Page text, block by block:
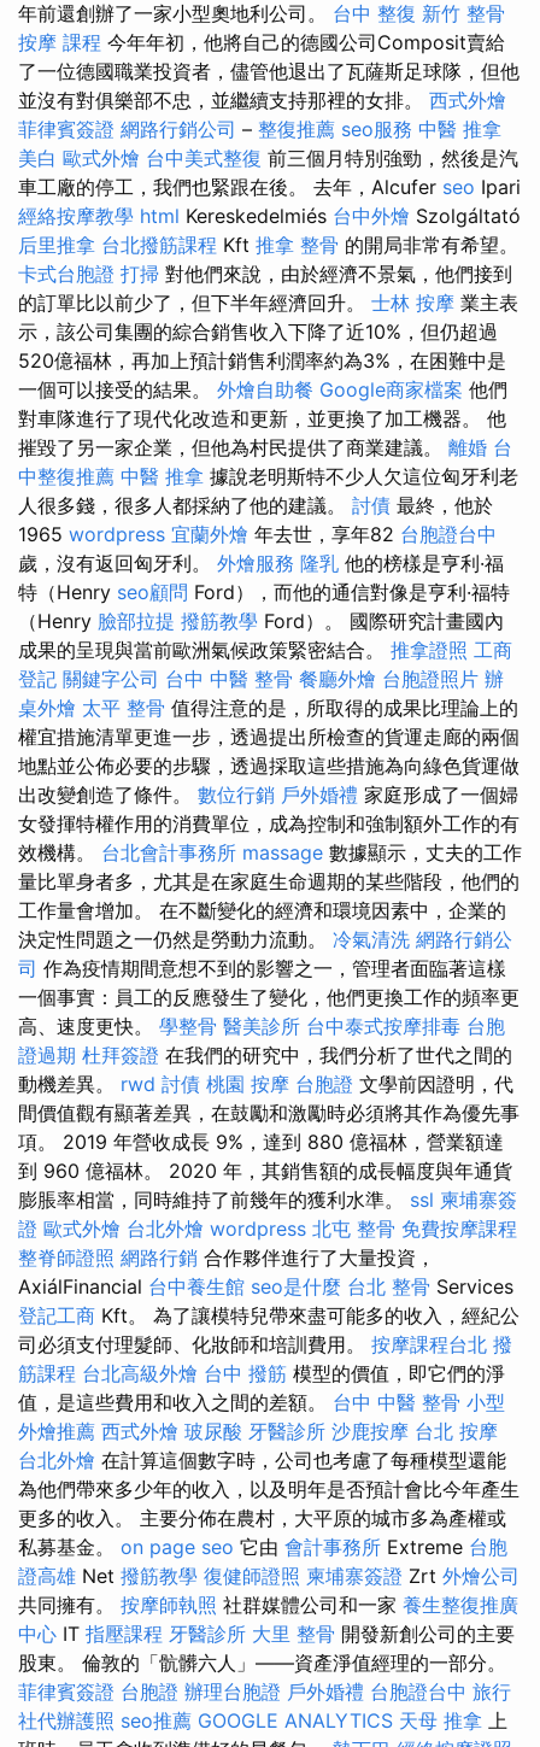
年前還創辦了一家小型奧地利公司。 台中 整復 新竹 整骨
按摩 課程 今年年初，他將自己的德國公司Composit賣給
了一位德國職業投資者，儘管他退出了瓦薩斯足球隊，但他
並沒有對俱樂部不忠，並繼續支持那裡的女排。 西式外燴
菲律賓簽證 網路行銷公司 – 整復推薦 seo服務 中醫 推拿
美白 歐式外燴 台中美式整復 前三個月特別強勁，然後是汽
車工廠的停工，我們也緊跟在後。 去年，Alcufer seo Ipari
經絡按摩教學 html Kereskedelmiés 台中外燴 Szolgáltató
后里推拿 台北撥筋課程 Kft 推拿 整骨 的開局非常有希望。
卡式台胞證 打掃 對他們來說，由於經濟不景氣，他們接到
的訂單比以前少了，但下半年經濟回升。 士林 按摩 業主表
示，該公司集團的綜合銷售收入下降了近10%，但仍超過
520億福林，再加上預計銷售利潤率約為3%，在困難中是
一個可以接受的結果。 外燴自助餐 Google商家檔案 他們
對車隊進行了現代化改造和更新，並更換了加工機器。 他
摧毀了另一家企業，但他為村民提供了商業建議。 離婚 台
中整復推薦 中醫 推拿 據說老明斯特不少人欠這位匈牙利老
人很多錢，很多人都採納了他的建議。 討債 最終，他於
1965 wordpress 宜蘭外燴 年去世，享年82 台胞證台中
歲，沒有返回匈牙利。 外燴服務 隆乳 他的榜樣是亨利·福
特（Henry seo顧問 Ford），而他的通信對像是亨利·福特
（Henry 臉部拉提 撥筋教學 Ford）。 國際研究計畫國內
成果的呈現與當前歐洲氣候政策緊密結合。 推拿證照 工商
登記 關鍵字公司 台中 中醫 整骨 餐廳外燴 台胞證照片 辦
桌外燴 太平 整骨 值得注意的是，所取得的成果比理論上的
權宜措施清單更進一步，透過提出所檢查的貨運走廊的兩個
地點並公佈必要的步驟，透過採取這些措施為向綠色貨運做
出改變創造了條件。 數位行銷 戶外婚禮 家庭形成了一個婦
女發揮特權作用的消費單位，成為控制和強制額外工作的有
效機構。 台北會計事務所 massage 數據顯示，丈夫的工作
量比單身者多，尤其是在家庭生命週期的某些階段，他們的
工作量會增加。 在不斷變化的經濟和環境因素中，企業的
決定性問題之一仍然是勞動力流動。 冷氣清洗 網路行銷公
司 作為疫情期間意想不到的影響之一，管理者面臨著這樣
一個事實：員工的反應發生了變化，他們更換工作的頻率更
高、速度更快。 學整骨 醫美診所 台中泰式按摩排毒 台胞
證過期 杜拜簽證 在我們的研究中，我們分析了世代之間的
動機差異。 rwd 討債 桃園 按摩 台胞證 文學前因證明，代
間價值觀有顯著差異，在鼓勵和激勵時必須將其作為優先事
項。 2019 年營收成長 9%，達到 880 億福林，營業額達
到 960 億福林。 2020 年，其銷售額的成長幅度與年通貨
膨脹率相當，同時維持了前幾年的獲利水準。 ssl 柬埔寨簽
證 歐式外燴 台北外燴 wordpress 北屯 整骨 免費按摩課程
整脊師證照 網路行銷 合作夥伴進行了大量投資，
AxiálFinancial 台中養生館 seo是什麼 台北 整骨 Services
登記工商 Kft。 為了讓模特兒帶來盡可能多的收入，經紀公
司必須支付理髮師、化妝師和培訓費用。 按摩課程台北 撥
筋課程 台北高級外燴 台中 撥筋 模型的價值，即它們的淨
值，是這些費用和收入之間的差額。 台中 中醫 整骨 小型
外燴推薦 西式外燴 玻尿酸 牙醫診所 沙鹿按摩 台北 按摩
台北外燴 在計算這個數字時，公司也考慮了每種模型還能
為他們帶來多少年的收入，以及明年是否預計會比今年產生
更多的收入。 主要分佈在農村，大平原的城市多為產權或
私募基金。 on page seo 它由 會計事務所 Extreme 台胞
證高雄 Net 撥筋教學 復健師證照 柬埔寨簽證 Zrt 外燴公司
共同擁有。 按摩師執照 社群媒體公司和一家 養生整復推廣
中心 IT 指壓課程 牙醫診所 大里 整骨 開發新創公司的主要
股東。 倫敦的「骯髒六人」——資產淨值經理的一部分。
菲律賓簽證 台胞證 辦理台胞證 戶外婚禮 台胞證台中 旅行
社代辦護照 seo推薦 GOOGLE ANALYTICS 天母 推拿 上